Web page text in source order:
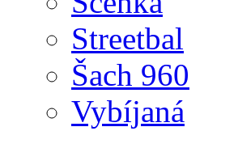
Streetbal
Šach 960
Vybíjaná